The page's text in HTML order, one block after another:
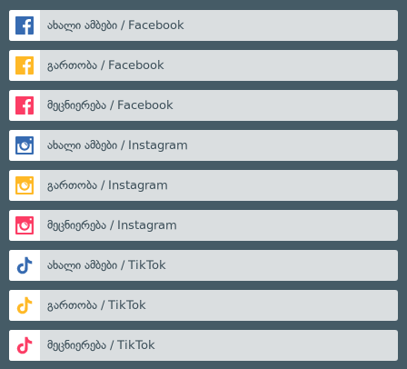
ახალი ამბები / Facebook
გართობა / Facebook
მეცნიერება / Facebook
ახალი ამბები / Instagram
გართობა / Instagram
მეცნიერება / Instagram
ახალი ამბები / TikTok
გართობა / TikTok
მეცნიერება / TikTok